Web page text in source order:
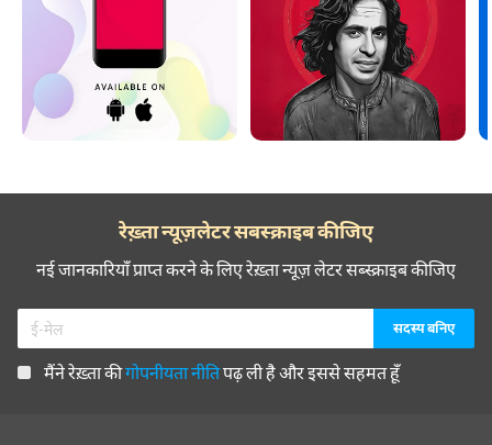
रेख़्ता न्यूज़लेटर सबस्क्राइब कीजिए
नई जानकारियाँ प्राप्त करने के लिए रेख़्ता न्यूज़ लेटर सब्स्क्राइब कीजिए
मैंने रेख़्ता कीगोपनीयता नीतिपढ़ ली है और इससे सहमत हूँ